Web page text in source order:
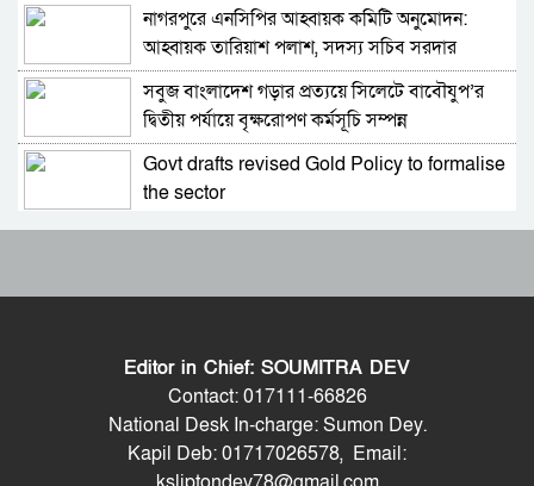
ভারত সফরের সিদ্ধান্ত প্রধানমন্ত্রী নেবেন: পররাষ্ট্র
প্রতিমন্ত্রী
সচিব পদে পদোন্নতি পেলেন জেসমিন নাহার
পুলিশের ৭ কর্মকর্তাকে বদলি
শেখ হাসিনাকে কথা বলতে দেওয়া দুই দেশের
সম্পর্কের জন্য ক্ষতিকর: পররাষ্ট্র মন্ত্রণালয়
ভিডিও ডকুমেন্টারি প্রদর্শনের পর ‘ভুয়া’ স্লোগান, জুলাই
নাগরপুরে এনসিপির আহ্বায়ক কমিটি অনুমোদন:
আহ্বায়ক তারিয়াশ পলাশ, সদস্য সচিব সরদার
আশরাফ
সবুজ বাংলাদেশ গড়ার প্রত্যয়ে সিলেটে বাবৌযুপ’র
দ্বিতীয় পর্যায়ে বৃক্ষরোপণ কর্মসূচি সম্পন্ন
Govt drafts revised Gold Policy to formalise
the sector
আবারও আলিয়া মাদ্রাসা এলাকায় সংঘর্ষের আশঙ্কা,
৫৪ রানে অলআউট হয়ে ইনিংস ব্যবধানে হারল
বাংলাদেশ
ড্যাবের প্রতিষ্ঠাবার্ষিকীতে চিকিৎসক সমাবেশের
Editor in Chief: SOUMITRA DEV
Contact: 017111-66826
National Desk In-charge: Sumon Dey.
Kapil Deb: 01717026578, Email: